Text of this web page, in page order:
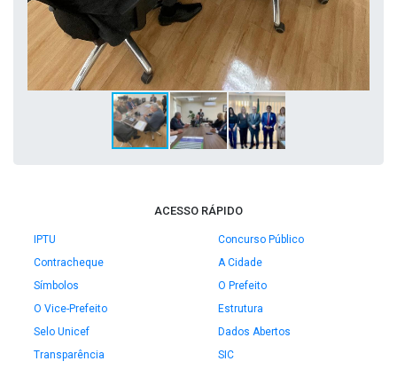
ACESSO RÁPIDO
IPTU
Concurso Público
Contracheque
A Cidade
Símbolos
O Prefeito
O Vice-Prefeito
Estrutura
Selo Unicef
Dados Abertos
Transparência
SIC